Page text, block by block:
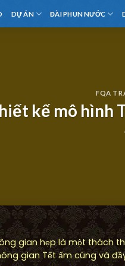
DỰ ÁN ĐÀI PHUN NƯỚC
FQA
kế mô hình
gian hẹp là một thách
gian Tết ấm cúng và